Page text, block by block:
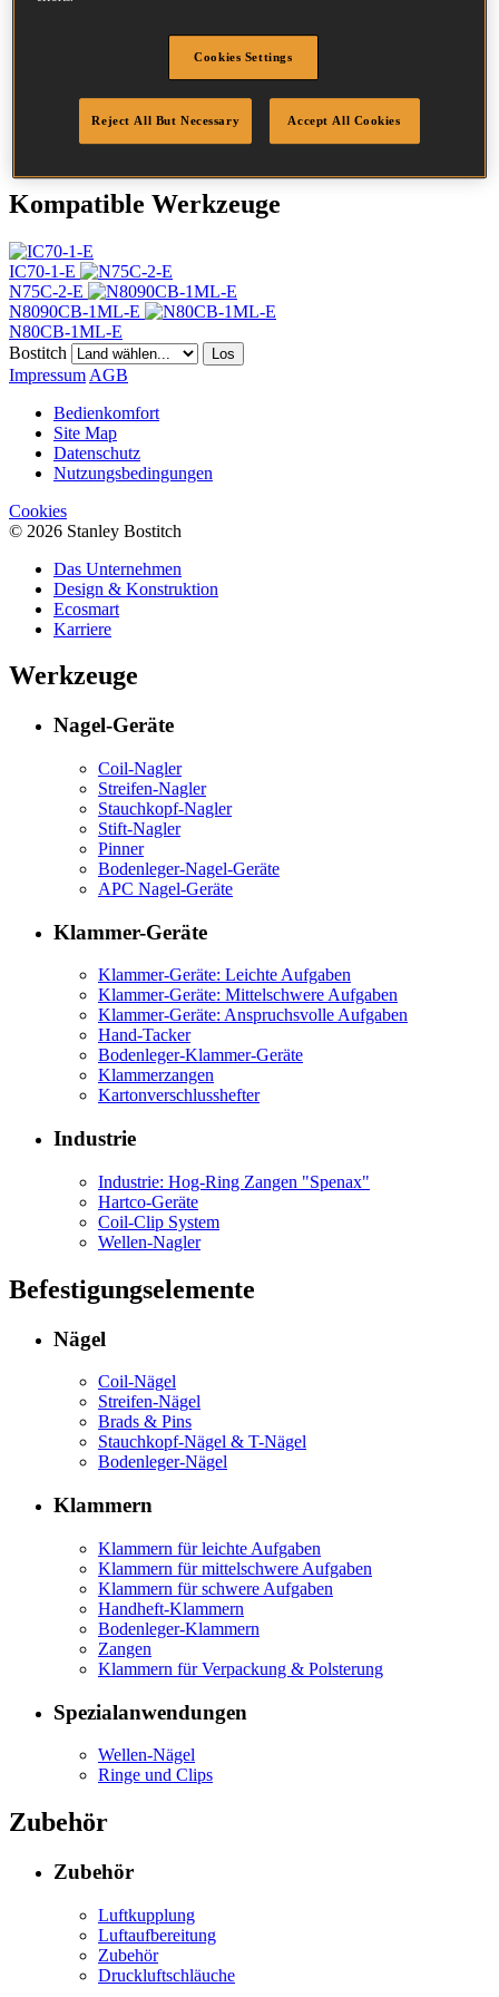
40 mm
Blank
DOP-EU_25_RRB
Kompatible Werkzeuge
IC70-1-E
N75C-2-E
N8090CB-1ML-E
N80CB-1ML-E
Bostitch
Los
Impressum AGB
Bedienkomfort
Site Map
Datenschutz
Nutzungsbedingungen
Cookies
© 2026 Stanley Bostitch
Das Unternehmen
Design & Konstruktion
Ecosmart
Karriere
Werkzeuge
Nagel-Geräte
Coil-Nagler
Streifen-Nagler
Stauchkopf-Nagler
Stift-Nagler
Pinner
Bodenleger-Nagel-Geräte
APC Nagel-Geräte
Klammer-Geräte
Klammer-Geräte: Leichte Aufgaben
Klammer-Geräte: Mittelschwere Aufgaben
Klammer-Geräte: Anspruchsvolle Aufgaben
Hand-Tacker
Bodenleger-Klammer-Geräte
Klammerzangen
Kartonverschlusshefter
Industrie
Industrie: Hog-Ring Zangen "Spenax"
Hartco-Geräte
Coil-Clip System
Wellen-Nagler
Befestigungselemente
Nägel
Coil-Nägel
Streifen-Nägel
Brads & Pins
Stauchkopf-Nägel & T-Nägel
Bodenleger-Nägel
Klammern
Klammern für leichte Aufgaben
Klammern für mittelschwere Aufgaben
Klammern für schwere Aufgaben
Handheft-Klammern
Bodenleger-Klammern
Zangen
Klammern für Verpackung & Polsterung
Spezialanwendungen
Wellen-Nägel
Ringe und Clips
Zubehör
Zubehör
Luftkupplung
Luftaufbereitung
Zubehör
Druckluftschläuche
Cookies Settings
Reject All But Necessary Accept All Cookies